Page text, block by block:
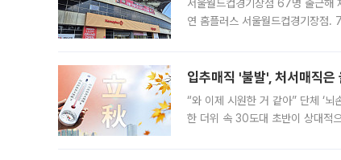
서울월드컵경기장점 67명 출근해
연 홈플러스 서울월드컵경기장점.
입추매직 '불발', 처서매직
“와 이제 시원한 거 같아” 단체 ‘
한 더위 속 30도대 초반이 상대적